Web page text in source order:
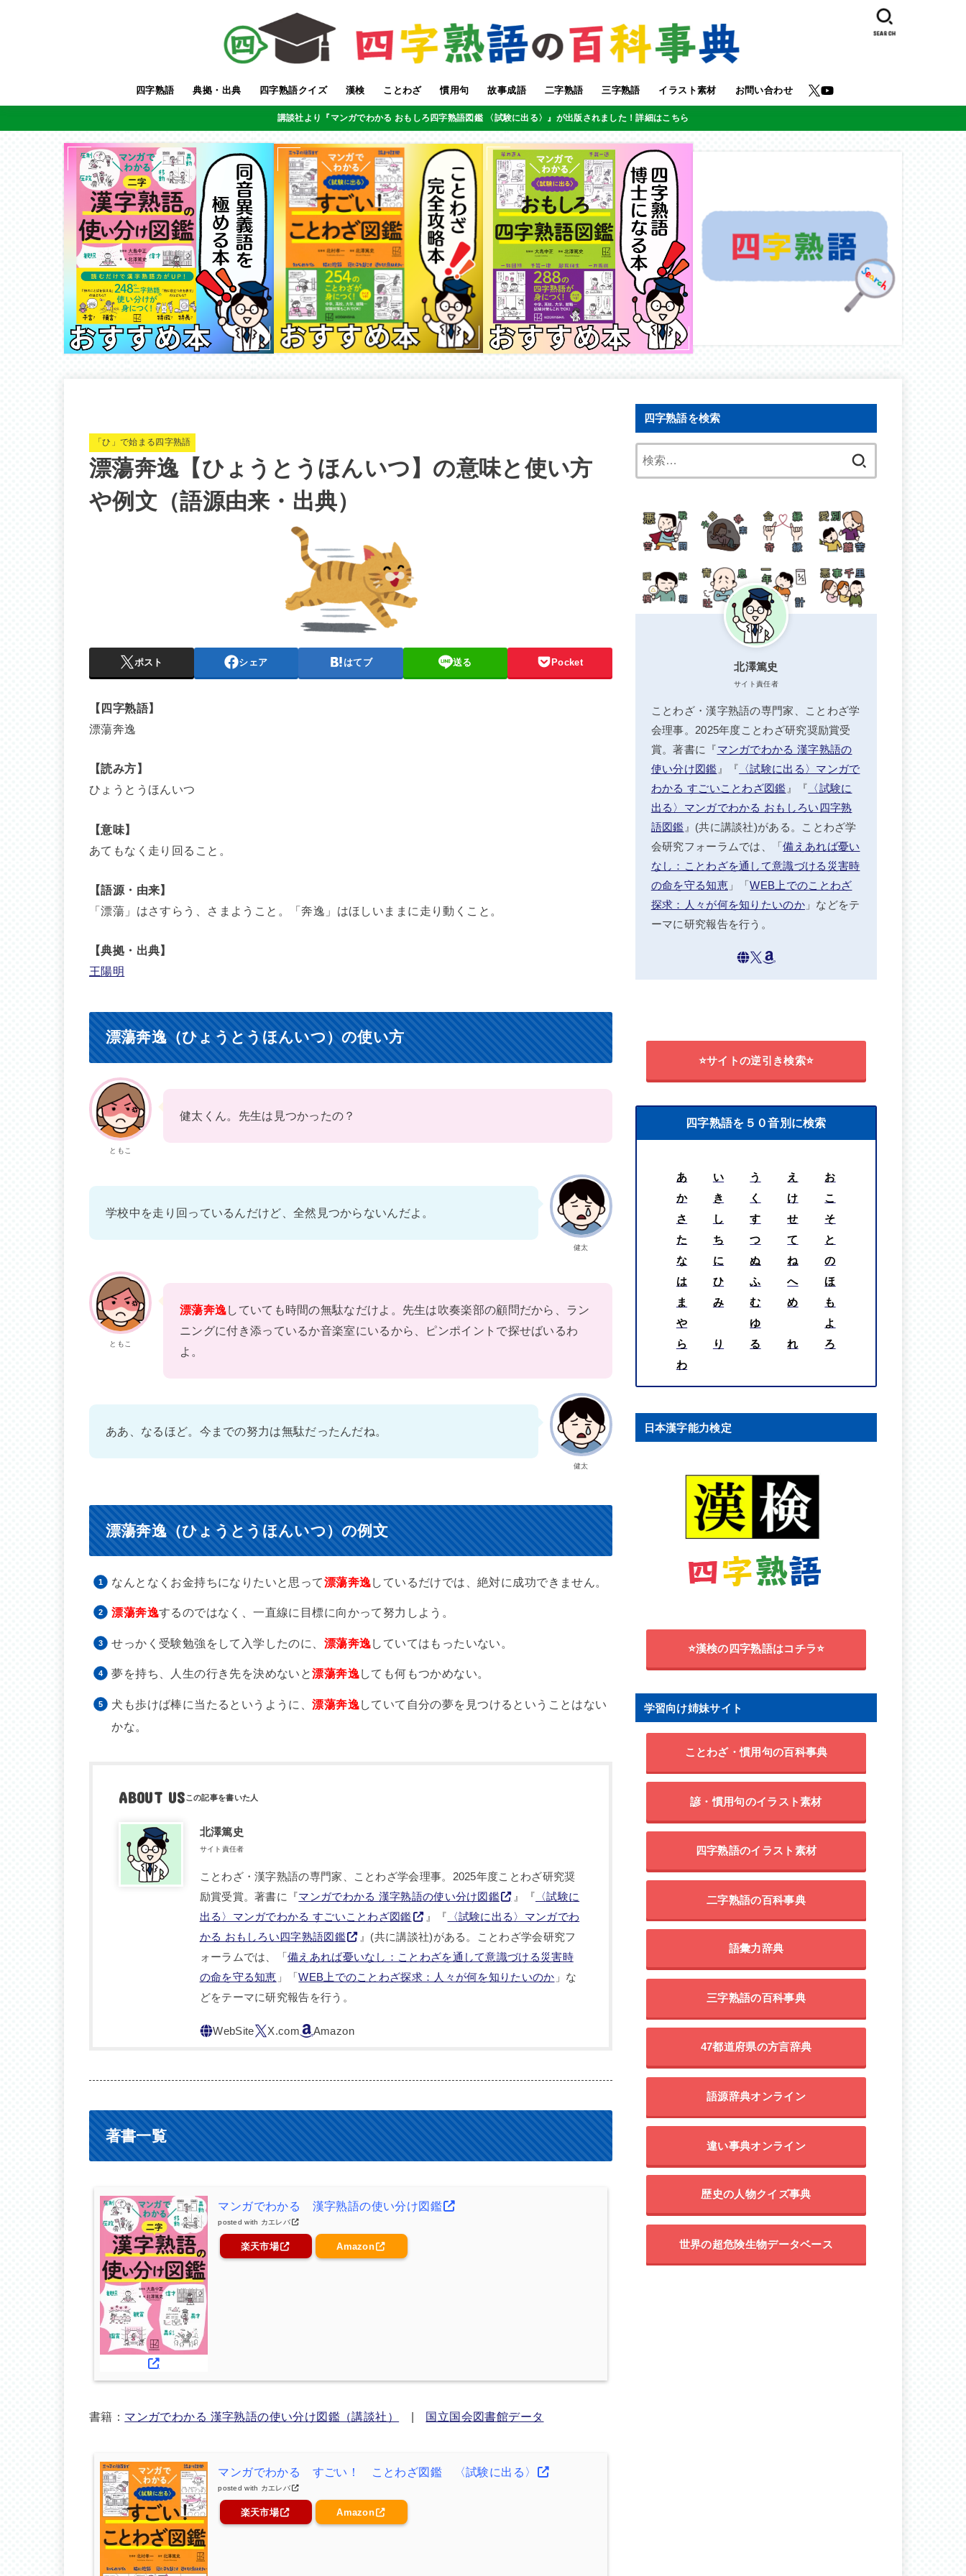
四字熟語 典拠・出典 四字熟語クイズ 漢検 ことわざ 慣用句 故事成語 二字熟語 三字熟語 イラスト素材 お問い合わせ
SEARCH
講談社より『マンガでわかる おもしろ四字熟語図鑑 〈試験に出る〉』が出版されました！詳細はこちら
「ひ」で始まる四字熟語
漂蕩奔逸【ひょうとうほんいつ】の意味と使い方
や例文（語源由来・出典）
ポスト シェア はてブ 送る Pocket
【四字熟語】
漂蕩奔逸
【読み方】
ひょうとうほんいつ
【意味】
あてもなく走り回ること。
【語源・由来】
「漂蕩」はさすらう、さまようこと。「奔逸」はほしいままに走り動くこと。
【典拠・出典】
王陽明
漂蕩奔逸（ひょうとうほんいつ）の使い方
ともこ
健太くん。先生は見つかったの？
健太
学校中を走り回っているんだけど、全然見つからないんだよ。
ともこ
漂蕩奔逸していても時間の無駄なだけよ。先生は吹奏楽部の顧問だから、ラン
ニングに付き添っているか音楽室にいるから、ピンポイントで探せばいるわ
よ。
健太
ああ、なるほど。今までの努力は無駄だったんだね。
漂蕩奔逸（ひょうとうほんいつ）の例文
なんとなくお金持ちになりたいと思って漂蕩奔逸しているだけでは、絶対に成功できません。
漂蕩奔逸するのではなく、一直線に目標に向かって努力しよう。
せっかく受験勉強をして入学したのに、 漂蕩奔逸していてはもったいない。
夢を持ち、人生の行き先を決めないと漂蕩奔逸しても何もつかめない。
犬も歩けば棒に当たるというように、漂蕩奔逸していて自分の夢を見つけるということはない
かな。
ABOUT US
北澤篤史
サイト責任者
ことわざ・漢字熟語の専門家、ことわざ学会理事。2025年度ことわざ研究奨
励賞受賞。著書に『マンガでわかる 漢字熟語の使い分け図鑑 』『 〈試験に
出る〉マンガでわかる すごいことわざ図鑑
』『 〈試験に出る〉マンガでわ
かる おもしろい四字熟語図鑑
』(共に講談社)がある。ことわざ学会研究フ
ォーラムでは、「備えあれば憂いなし：ことわざを通して意識づける災害時
の命を守る知恵 」「WEB上でのことわざ探求：人々が何を知りたいのか 」な
どをテーマに研究報告を行う。
著書一覧
マンガでわかる 漢字熟語の使い分け図鑑
posted with カエレバ
楽天市場 Amazon
書籍： マンガでわかる 漢字熟語の使い分け図鑑（講談社） | 国立国会図書館データ
マンガでわかる すごい！ ことわざ図鑑 〈試験に出る〉
posted with カエレバ
楽天市場 Amazon
四字熟語を検索
北澤篤史
サイト責任者
ことわざ・漢字熟語の専門家、ことわざ学
会理事。2025年度ことわざ研究奨励賞受
賞。著書に『マンガでわかる 漢字熟語の
使い分け図鑑 』『 〈試験に出る〉マンガで
わかる すごいことわざ図鑑 』『 〈試験に
出る〉マンガでわかる おもしろい四字熟
語図鑑 』(共に講談社)がある。ことわざ学
会研究フォーラムでは、「備えあれば憂い
なし：ことわざを通して意識づける災害時
の命を守る知恵」「WEB上でのことわざ
探求：人々が何を知りたいのか」などをテ
ーマに研究報告を行う。
⭐サイトの逆引き検索⭐
四字熟語を５０音別に検索
あ い う え
お
か
き く け
こ
さ
し す せ
そ
た
ち つ て
と
な
に ぬ ね
の
は
ひ ふ へ
ほ
ま
み む め
も
や
ゆ
よ
ら
り る れ
ろ
わ
日本漢字能力検定
⭐漢検の四字熟語はコチラ⭐
学習向け姉妹サイト
ことわざ・慣用句の百科事典
諺・慣用句のイラスト素材
四字熟語のイラスト素材
二字熟語の百科事典
語彙力辞典
三字熟語の百科事典
47都道府県の方言辞典
語源辞典オンライン
違い事典オンライン
歴史の人物クイズ事典
世界の超危険生物データベース